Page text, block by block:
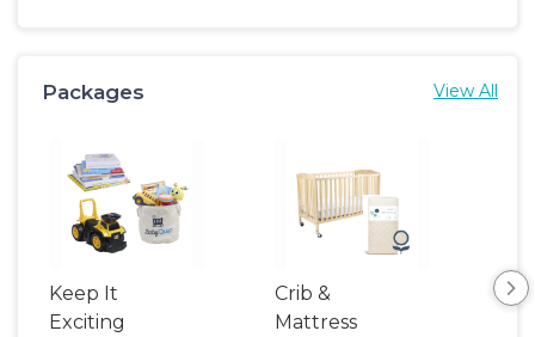
Packages View All
Keep It
Exciting
Crib &
Mattress